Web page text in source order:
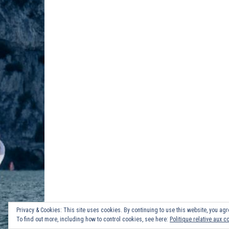
Privacy & Cookies: This site uses cookies. By continuing to use this website, you
To find out more, including how to control cookies, see here: Politique relative aux